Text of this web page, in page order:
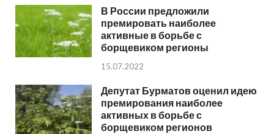
В России предложили
премировать наиболее
активные в борьбе с
борщевиком регионы
15.07.2022
Депутат Бурматов оценил идею
премирования наиболее
активных в борьбе с
борщевиком регионов